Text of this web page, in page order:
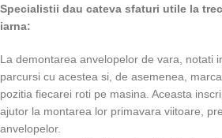
Specialistii dau cateva sfaturi utile la
iarna:
La demontarea anvelopelor de vara, notati
parcursi cu acestea si, de asemenea,
pozitia fiecarei roti pe masina. Aceasta
ajutor la montarea lor primavara viitoare,
anvelopelor.